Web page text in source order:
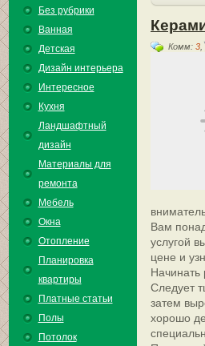
Без рубрики
Ванная
Детская
Дизайн интерьера
Интересное
Кухня
Ландшафтный
дизайн
Материалы для
ремонта
Мебель
Окна
Отопление
Планировка
квартиры
Платные статьи
Полы
Потолок
Комм: 3,
Вам
услугой
цене и
Начинать
Следует
затем
хорошо